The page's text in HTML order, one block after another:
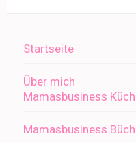
Startseite
Über mich
Mamasbusiness
Mamasbusiness